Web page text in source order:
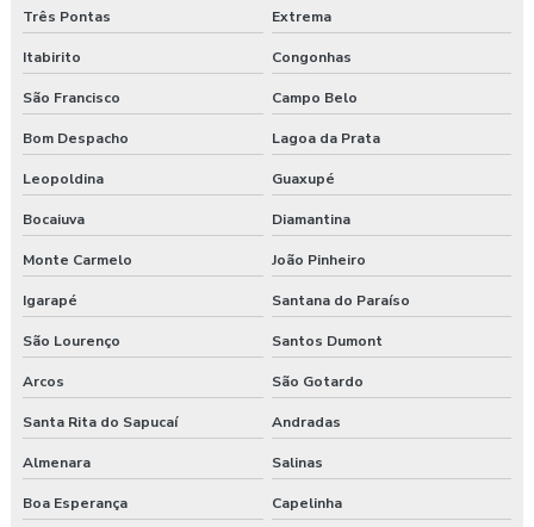
Laudo ergonômico pgr
Laudo ergonômico preço
Laudo esocial
Laudo pgr esocial
Laudo sst esocial
Laudo técnico ergonômico
Medicina do trabalho
Nr 31 treinamento máquinas agrícolas
Orçamento laudo ergonômico
Três Pontas Extrema
Itabirito Congonhas
São Francisco Campo Belo
Bom Despacho Lagoa da Prata
Leopoldina Guaxupé
Bocaiuva Diamantina
Monte Carmelo João Pinheiro
Igarapé Santana do Paraíso
São Lourenço Santos Dumont
Arcos São Gotardo
Santa Rita do Sapucaí Andradas
Almenara Salinas
Boa Esperança Capelinha